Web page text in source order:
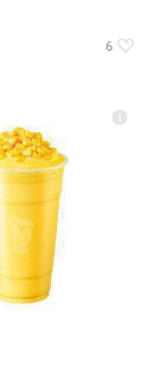
6